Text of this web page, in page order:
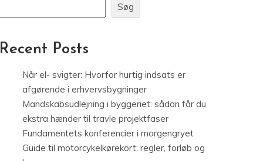
Søg
Recent Posts
Når el- svigter: Hvorfor hurtig indsats er
afgørende i erhvervsbygninger
Mandskabsudlejning i byggeriet: sådan får du
ekstra hænder til travle projektfaser
Fundamentets konferencier i morgengryet
Guide til motorcykelkørekort: regler, forløb og